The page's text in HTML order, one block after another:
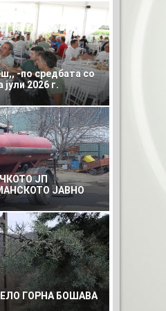
-по средбата со
2026 г.
ЈП
ЈАВНО
УСЛУГИ
ГОРНА БОШАВА